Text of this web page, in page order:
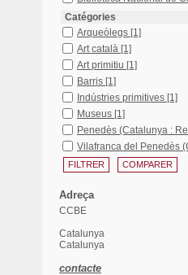
Catégories
Arqueòlegs [1]
Art català [1]
Art primitiu [1]
Barris [1]
Indústries primitives [1]
Museus [1]
Penedès (Catalunya :
Vilafranca del Penedès
Adreça
CCBE
Catalunya
Catalunya
contacte